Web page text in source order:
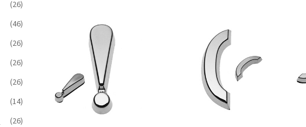
(26)
(46)
(26)
(26)
(26)
(14)
(26)